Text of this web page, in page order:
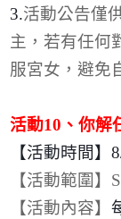
3.活動公告僅
主，若有任何
服宮女，避免
活動10 、你解
【活動時間】
【活動範圍】
【活動內容】